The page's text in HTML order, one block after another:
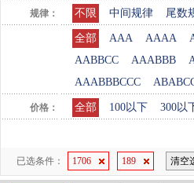
规律： 不限 中间规律 尾数
全部 AAA AAAA
AABBCC
AAABBB
AAABBBCCC
价格： 全部 100以下 300以
已选条件： 1706 189 清空